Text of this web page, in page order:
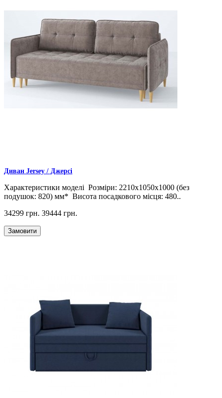
Диван Jersey / Джерсі
Характеристики моделі Розміри: 2210х1050х1000 (без
подушок: 820) мм* Висота посадкового місця: 480..
34299 грн. 39444 грн.
Замовити